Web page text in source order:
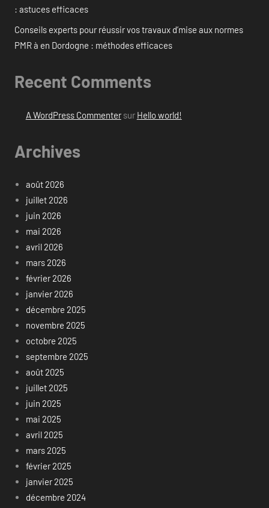
: astuces efficaces
Conseils experts pour réussir vos travaux d’mise aux normes
PMR à en Dordogne : méthodes efficaces
Recent Comments
A WordPress Commentersur Hello world!
Archives
août 2026
juillet 2026
juin 2026
mai 2026
avril 2026
mars 2026
février 2026
janvier 2026
décembre 2025
novembre 2025
octobre 2025
septembre 2025
août 2025
juillet 2025
juin 2025
mai 2025
avril 2025
mars 2025
février 2025
janvier 2025
décembre 2024